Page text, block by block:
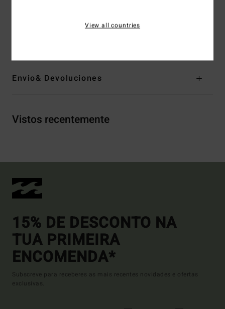
Envio& Devoluciones
Vistos recentemente
15% DE DESCONTO NA
TUA PRIMEIRA
ENCOMENDA*
Subscreve para receberes as mais recentes novidades e ofertas
exclusivas.
View all countries